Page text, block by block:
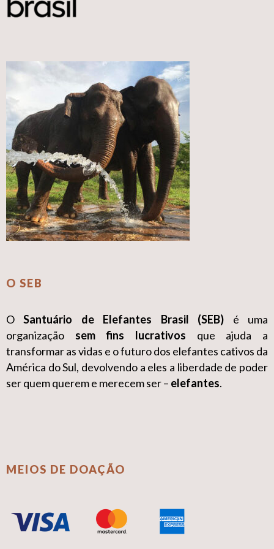
O SEB
OSantuário de Elefantes Brasil (SEB) é uma
organização sem fins lucrativos que ajuda a
transformar as vidas e o futuro dos elefantes cativos da
América do Sul, devolvendo a eles a liberdade de poder
ser quem querem e merecem ser – elefantes.
MEIOS DE DOAÇÃO